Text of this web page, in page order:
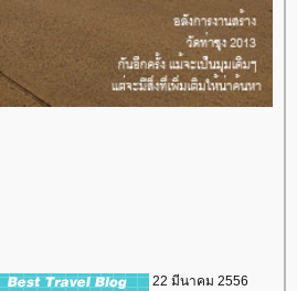
22 มีนาคม 2556